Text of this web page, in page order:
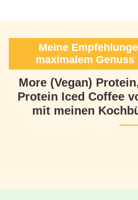
Meine
maximalem
More (Vegan)
Protein Iced Coffee
mit meinen